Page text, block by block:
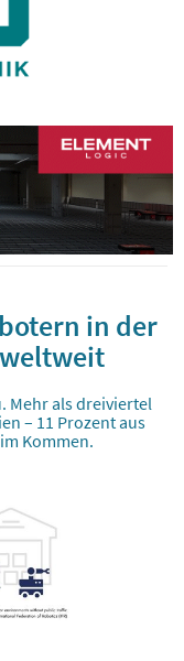
in der
Mehr als dreiviertel
– 11 Prozent aus
Kommen.